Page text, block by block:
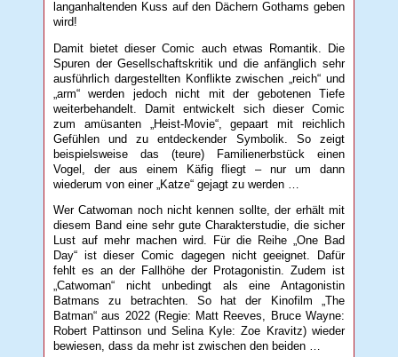
langanhaltenden Kuss auf den Dächern Gothams geben
wird!
Damit bietet dieser Comic auch etwas Romantik. Die
Spuren der Gesellschaftskritik und die anfänglich sehr
ausführlich dargestellten Konflikte zwischen „reich“ und
„arm“ werden jedoch nicht mit der gebotenen Tiefe
weiterbehandelt. Damit entwickelt sich dieser Comic
zum amüsanten „Heist-Movie“, gepaart mit reichlich
Gefühlen und zu entdeckender Symbolik. So zeigt
beispielsweise das (teure) Familienerbstück einen
Vogel, der aus einem Käfig fliegt – nur um dann
wiederum von einer „Katze“ gejagt zu werden …
Wer Catwoman noch nicht kennen sollte, der erhält mit
diesem Band eine sehr gute Charakterstudie, die sicher
Lust auf mehr machen wird. Für die Reihe „One Bad
Day“ ist dieser Comic dagegen nicht geeignet. Dafür
fehlt es an der Fallhöhe der Protagonistin. Zudem ist
„Catwoman“ nicht unbedingt als eine Antagonistin
Batmans zu betrachten. So hat der Kinofilm „The
Batman“ aus 2022 (Regie: Matt Reeves, Bruce Wayne:
Robert Pattinson und Selina Kyle: Zoe Kravitz) wieder
bewiesen, dass da mehr ist zwischen den beiden …